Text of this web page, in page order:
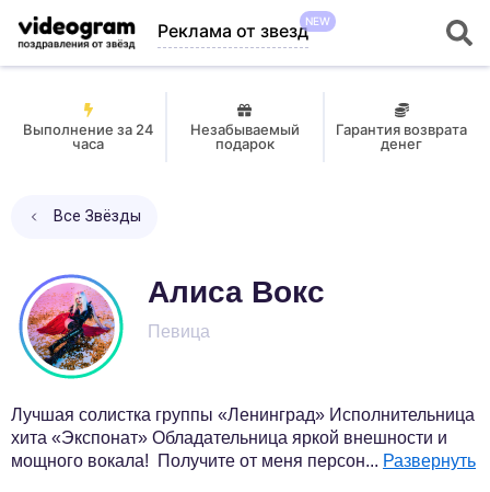
Реклама от звездNEW
Выполнение за 24
часа
Незабываемый
подарок
Гарантия возврата
денег
Все Звёзды
Алиса Вокс
Певица
Лучшая солистка группы «Ленинград» Исполнительница
хита «Экспонат» Обладательница яркой внешности и
мощного вокала! Получите от меня персон... Развернуть